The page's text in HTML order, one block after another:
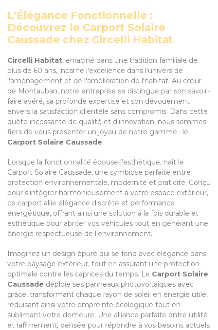
L'Élégance Fonctionnelle :
Découvrez le Carport Solaire
Caussade chez Circelli Habitat
Circelli Habitat, enraciné dans une tradition familiale de
plus de 60 ans, incarne l'excellence dans l'univers de
l'aménagement et de l'amélioration de l'habitat. Au cœur
de Montauban, notre entreprise se distingue par son savoir-
faire avéré, sa profonde expertise et son dévouement
envers la satisfaction clientèle sans compromis. Dans cette
quête incessante de qualité et d'innovation, nous sommes
fiers de vous présenter un joyau de notre gamme : le
Carport Solaire Caussade.
Lorsque la fonctionnalité épouse l'esthétique, naît le
Carport Solaire Caussade, une symbiose parfaite entre
protection environnementale, modernité et praticité. Conçu
pour s'intégrer harmonieusement à votre espace extérieur,
ce carport allie élégance discrète et performance
énergétique, offrant ainsi une solution à la fois durable et
esthétique pour abriter vos véhicules tout en générant une
énergie respectueuse de l'environnement.
Imaginez un design épuré qui se fond avec élégance dans
votre paysage extérieur, tout en assurant une protection
optimale contre les caprices du temps. Le Carport Solaire
Caussade déploie ses panneaux photovoltaïques avec
grâce, transformant chaque rayon de soleil en énergie utile,
réduisant ainsi votre empreinte écologique tout en
sublimant votre demeure. Une alliance parfaite entre utilité
et raffinement, pensée pour répondre à vos besoins actuels